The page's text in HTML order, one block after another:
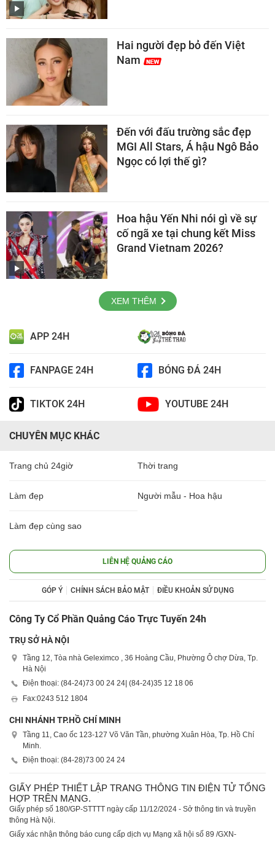
Hai người đẹp bỏ đến Việt
Nam
Đến với đấu trường sắc đẹp
MGI All Stars, Á hậu Ngô Bảo
Ngọc có lợi thế gì?
Hoa hậu Yến Nhi nói gì về sự
cố ngã xe tại chung kết Miss
Grand Vietnam 2026?
XEM THÊM
APP 24H
FANPAGE 24H BÓNG ĐÁ 24H
TIKTOK 24H YOUTUBE 24H
CHUYÊN MỤC KHÁC
Trang chủ 24giờ Thời trang
Làm đẹp Người mẫu - Hoa hậu
Làm đẹp cùng sao
LIÊN HỆ QUẢNG CÁO
GÓP Ý CHÍNH SÁCH BẢO MẬT ĐIỀU KHOẢN SỬ DỤNG
Công Ty Cổ Phần Quảng Cáo Trực Tuyến 24h
TRỤ SỞ HÀ NỘI
Tầng 12, Tòa nhà Geleximco , 36 Hoàng Cầu, Phường Ô chợ Dừa, Tp.
Hà Nội
Điện thoại: (84-24)73 00 24 24| (84-24)35 12 18 06
Fax:0243 512 1804
CHI NHÁNH TP.HỒ CHÍ MINH
Tầng 11, Cao ốc 123-127 Võ Văn Tần, phường Xuân Hòa, Tp. Hồ Chí
Minh.
Điện thoại: (84-28)73 00 24 24
GIẤY PHÉP THIẾT LẬP TRANG THÔNG TIN ĐIỆN TỬ TỔNG
HỢP TRÊN MẠNG.
Giấy phép số 180/GP-STTTT ngày cấp 11/12/2024 - Sở thông tin và truyền
thông Hà Nội.
Giấy xác nhận thông báo cung cấp dịch vụ Mạng xã hội số 89 /GXN-